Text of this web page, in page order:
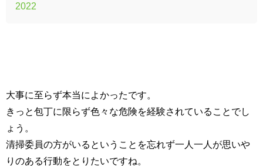
2022
大事に至らず本当によかったです。
きっと包丁に限らず色々な危険を経験されていることでし
ょう。
清掃委員の方がいるということを忘れず一人一人が思いや
りのある行動をとりたいですね。